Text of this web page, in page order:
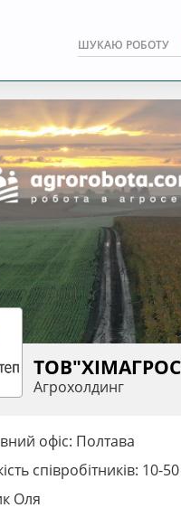
ШУКАЮ РОБОТУ
Агрохолдинг
офіс: Полтава
співробітників: 10-50
Оля